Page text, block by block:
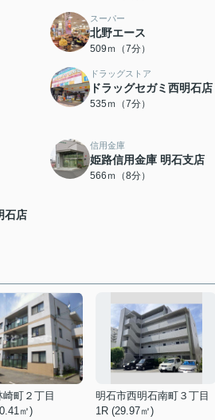
スーパー
北野エース
509ｍ（7分）
ドラッグストア
ドラッグセガミ西明石店
535ｍ（7分）
信用金庫
姫路信用金庫 明石支店
566ｍ（8分）
石店
町２丁目
㎡)
明石市西明石南町３丁目
1R (29.97㎡)